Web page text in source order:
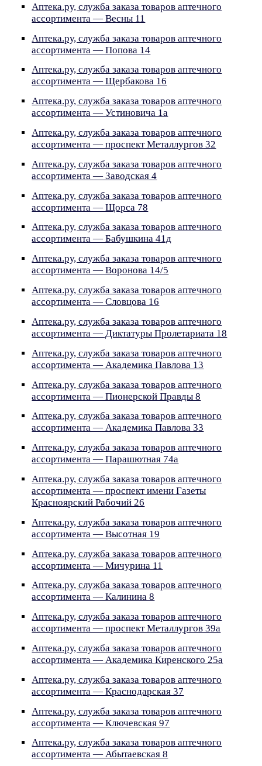
Аптека.ру, служба заказа товаров аптечного
ассортимента — Весны 11
Аптека.ру, служба заказа товаров аптечного
ассортимента — Попова 14
Аптека.ру, служба заказа товаров аптечного
ассортимента — Щербакова 16
Аптека.ру, служба заказа товаров аптечного
ассортимента — Устиновича 1а
Аптека.ру, служба заказа товаров аптечного
ассортимента — проспект Металлургов 32
Аптека.ру, служба заказа товаров аптечного
ассортимента — Заводская 4
Аптека.ру, служба заказа товаров аптечного
ассортимента — Щорса 78
Аптека.ру, служба заказа товаров аптечного
ассортимента — Бабушкина 41д
Аптека.ру, служба заказа товаров аптечного
ассортимента — Воронова 14/5
Аптека.ру, служба заказа товаров аптечного
ассортимента — Словцова 16
Аптека.ру, служба заказа товаров аптечного
ассортимента — Диктатуры Пролетариата 18
Аптека.ру, служба заказа товаров аптечного
ассортимента — Академика Павлова 13
Аптека.ру, служба заказа товаров аптечного
ассортимента — Пионерской Правды 8
Аптека.ру, служба заказа товаров аптечного
ассортимента — Академика Павлова 33
Аптека.ру, служба заказа товаров аптечного
ассортимента — Парашютная 74а
Аптека.ру, служба заказа товаров аптечного
ассортимента — проспект имени Газеты
Красноярский Рабочий 26
Аптека.ру, служба заказа товаров аптечного
ассортимента — Высотная 19
Аптека.ру, служба заказа товаров аптечного
ассортимента — Мичурина 11
Аптека.ру, служба заказа товаров аптечного
ассортимента — Калинина 8
Аптека.ру, служба заказа товаров аптечного
ассортимента — проспект Металлургов 39а
Аптека.ру, служба заказа товаров аптечного
ассортимента — Академика Киренского 25а
Аптека.ру, служба заказа товаров аптечного
ассортимента — Краснодарская 37
Аптека.ру, служба заказа товаров аптечного
ассортимента — Ключевская 97
Аптека.ру, служба заказа товаров аптечного
ассортимента — Абытаевская 8